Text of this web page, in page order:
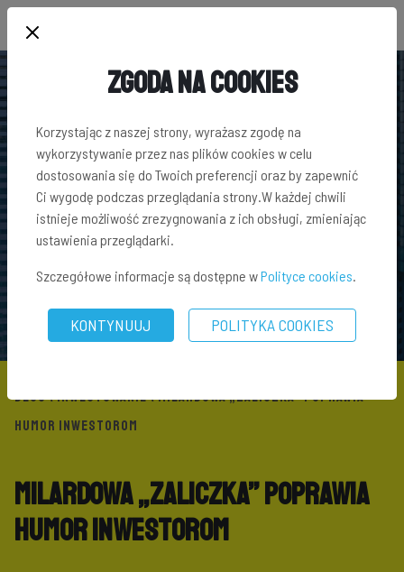
BLOG\INWESTOWANIE\ MILARDOWA „ZALICZKA” POPRAWIA
HUMOR INWESTOROM
Milardowa „zaliczka” poprawia
humor inwestorom
Zgoda na Cookies
Korzystając z naszej strony, wyrażasz zgodę na
wykorzystywanie przez nas plików cookies w celu
dostosowania się do Twoich preferencji oraz by zapewnić
Ci wygodę podczas przeglądania strony.W każdej chwili
istnieje możliwość zrezygnowania z ich obsługi, zmieniając
ustawienia przeglądarki.
Szczegółowe informacje są dostępne wPolityce cookies.
KONTYNUUJ POLITYKA COOKIES